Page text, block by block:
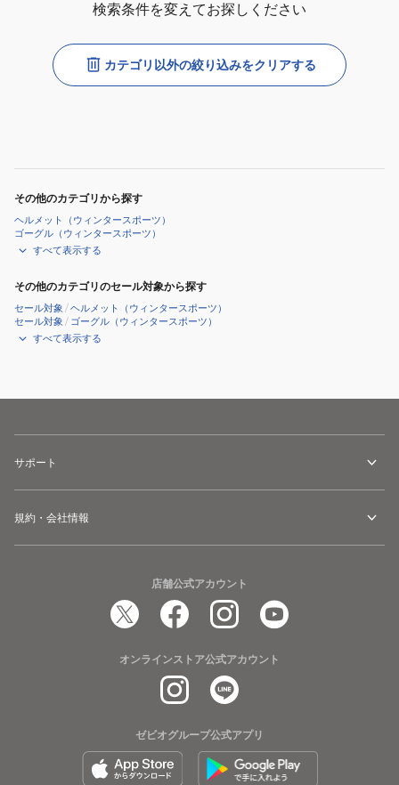
検索条件を変えてお探しください
カテゴリ以外の絞り込みをクリアする
その他のカテゴリから探す
ヘルメット（ウィンタースポーツ）
ゴーグル（ウィンタースポーツ）
すべて表示する
その他のカテゴリのセール対象から探す
セール対象 /ヘルメット（ウィンタースポーツ）
セール対象 / ゴーグル（ウィンタースポーツ）
すべて表示する
サポート
規約・会社情報
店舗公式アカウント
オンラインストア公式アカウント
ゼビオグループ公式アプリ